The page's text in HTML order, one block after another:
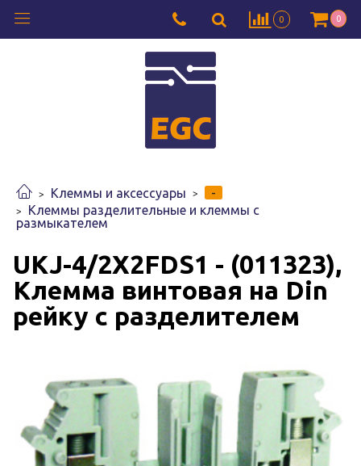
0 0
Клеммы и аксессуары
-
Клеммы разделительные и клеммы с
размыкателем
UKJ-4/2X2FDS1 - (011323),
Клемма винтовая на Din
рейку с разделителем